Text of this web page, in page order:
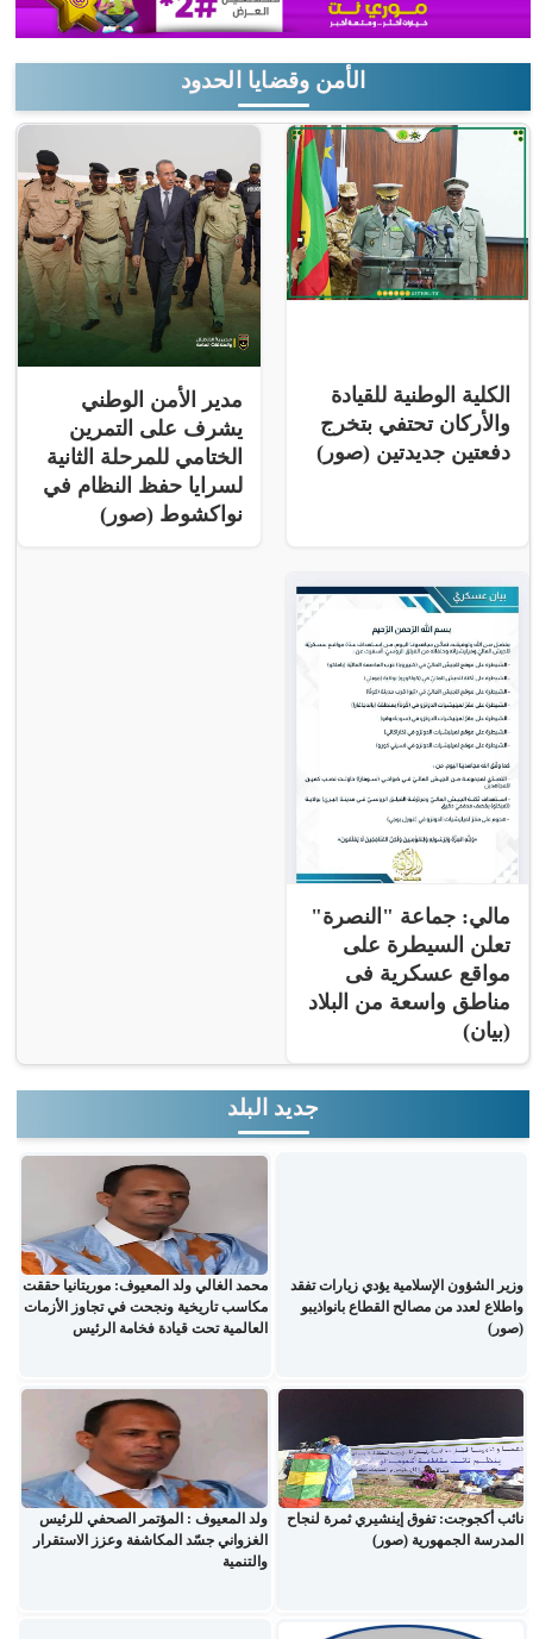
الأمن وقضايا الحدود
الكلية الوطنية للقيادة
والأركان تحتفي بتخرج
دفعتين جديدتين (صور)
مدير الأمن الوطني
يشرف على التمرين
الختامي للمرحلة الثانية
لسرايا حفظ النظام في
نواكشوط (صور)
مالي: جماعة "النصرة"
تعلن السيطرة على
مواقع عسكرية فى
مناطق واسعة من البلاد
(بيان)
جديد البلد
وزير الشؤون الإسلامية يؤدي زيارات تفقد
واطلاع لعدد من مصالح القطاع بانواذيبو
(صور)
محمد الغالي ولد المعيوف: موريتانيا حققت
مكاسب تاريخية ونجحت في تجاوز الأزمات
العالمية تحت قيادة فخامة الرئيس
نائب أكجوجت: تفوق إينشيري ثمرة لنجاح
المدرسة الجمهورية (صور)
ولد المعيوف : المؤتمر الصحفي للرئيس
الغزواني جسّد المكاشفة وعزز الاستقرار
والتنمية